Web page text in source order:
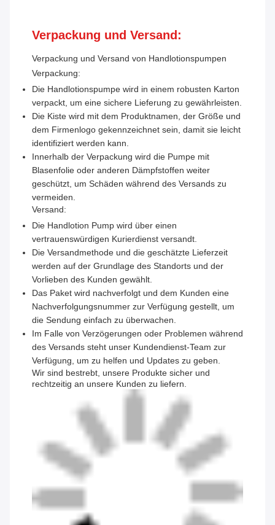
Verpackung und Versand:
Verpackung und Versand von Handlotionspumpen
Verpackung:
Die Handlotionspumpe wird in einem robusten Karton
verpackt, um eine sichere Lieferung zu gewährleisten.
Die Kiste wird mit dem Produktnamen, der Größe und
dem Firmenlogo gekennzeichnet sein, damit sie leicht
identifiziert werden kann.
Innerhalb der Verpackung wird die Pumpe mit
Blasenfolie oder anderen Dämpfstoffen weiter
geschützt, um Schäden während des Versands zu
vermeiden.
Versand:
Die Handlotion Pump wird über einen
vertrauenswürdigen Kurierdienst versandt.
Die Versandmethode und die geschätzte Lieferzeit
werden auf der Grundlage des Standorts und der
Vorlieben des Kunden gewählt.
Das Paket wird nachverfolgt und dem Kunden eine
Nachverfolgungsnummer zur Verfügung gestellt, um
die Sendung einfach zu überwachen.
Im Falle von Verzögerungen oder Problemen während
des Versands steht unser Kundendienst-Team zur
Verfügung, um zu helfen und Updates zu geben.
Wir sind bestrebt, unsere Produkte sicher und
rechtzeitig an unsere Kunden zu liefern.